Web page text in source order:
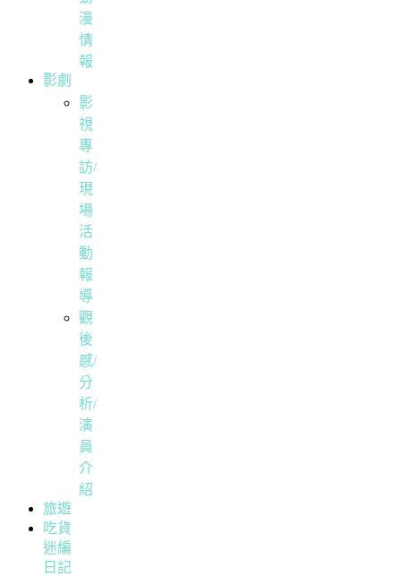
漫
情
報
影劇
影
視
專
訪/
現
場
活
動
報
導
觀
後
感/
分
析/
演
員
介
紹
旅遊
吃貨
迷編
日記